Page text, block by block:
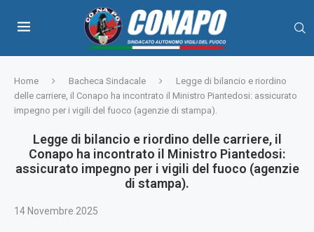
Home Bacheca Sindacale
Legge di bilancio e riordino
delle carriere, il Conapo ha incontrato il Ministro Piantedosi: assicurato
impegno per i vigili del fuoco (agenzie di stampa).
Legge di bilancio e riordino delle carriere, il
Conapo ha incontrato il Ministro Piantedosi:
assicurato impegno per i vigili del fuoco (agenzie
di stampa).
14 Novembre 2025